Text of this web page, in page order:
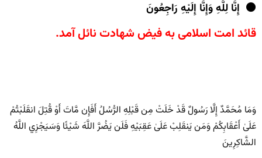
⚫️ إِنَّا لِلَّهِ وَإِنَّا إِلَیْهِ رَاجِعُونَ
قائد امت اسلامی به فیض شهادت نائل آمد.
وَمَا مُحَمَّدٌ إِلَّا رَسُولٌ قَدْ خَلَتْ مِن قَبْلِهِ الرُّسُلُ أَفَإِن مَّاتَ أَوْ قُتِلَ انقَلَبْتُمْ
عَلَىٰ أَعْقَابِكُمْ وَمَن يَنقَلِبْ عَلَىٰ عَقِبَيْهِ فَلَن يَضُرَّ اللَّهَ شَيْئًا وَسَيَجْزِي اللَّهُ
الشَّاكِرِينَ